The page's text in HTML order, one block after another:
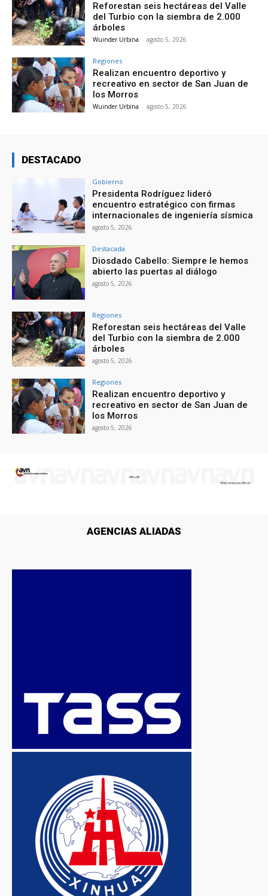
Reforestan seis hectáreas del Valle
del Turbio con la siembra de 2.000
árboles
Wuinder Urbina - agosto 5, 2026
Regiones
Realizan encuentro deportivo y
recreativo en sector de San Juan de
los Morros
Wuinder Urbina - agosto 5, 2026
DESTACADO
Gobierno
Presidenta Rodríguez lideró
encuentro estratégico con firmas
internacionales de ingeniería sísmica
agosto 5, 2026
Destacada
Diosdado Cabello: Siempre le hemos
abierto las puertas al diálogo
agosto 5, 2026
Regiones
Reforestan seis hectáreas del Valle
del Turbio con la siembra de 2.000
árboles
agosto 5, 2026
Regiones
Realizan encuentro deportivo y
recreativo en sector de San Juan de
los Morros
agosto 5, 2026
AGENCIAS ALIADAS